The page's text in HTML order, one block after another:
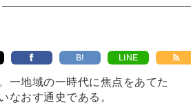
B! LINE
一地域の一時代に焦点をあてた
なおす通史である。